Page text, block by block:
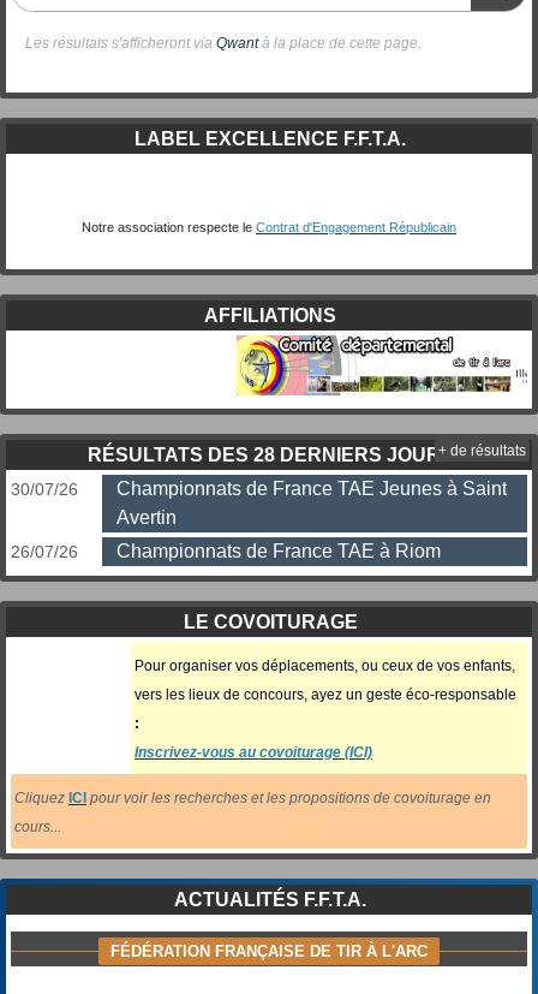
Les résultats s'afficheront via Qwantà la place de cette page.
LABEL EXCELLENCE F.F.T.A.
Notre association respecte le Contrat d'Engagement Républicain
AFFILIATIONS
RÉSULTATS DES 28 DERNIERS JOURS
30/07/26
Championnats de France TAE Jeunes à Saint
Avertin
26/07/26 Championnats de France TAE à Riom
+ de résultats
LE COVOITURAGE
Pour organiser vos déplacements, ou ceux de vos enfants,
vers les lieux de concours, ayez un geste éco-responsable
:
Inscrivez-vous au covoiturage (ICI)
Cliquez ICI pour voir les recherches et les propositions de covoiturage en
cours...
ACTUALITÉS F.F.T.A.
FÉDÉRATION FRANÇAISE DE TIR À L'ARC